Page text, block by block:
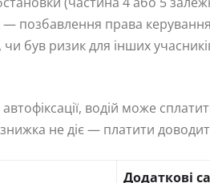
позбавлення права
був ризик для інших
водій може
не діє — платити
Додаткові